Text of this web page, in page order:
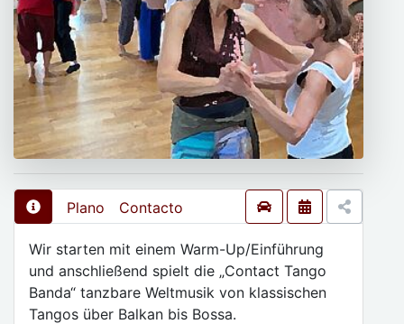
Plano Contacto
Wir starten mit einem Warm-Up/Einführung
und anschließend spielt die „Contact Tango
Banda“ tanzbare Weltmusik von klassischen
Tangos über Balkan bis Bossa.